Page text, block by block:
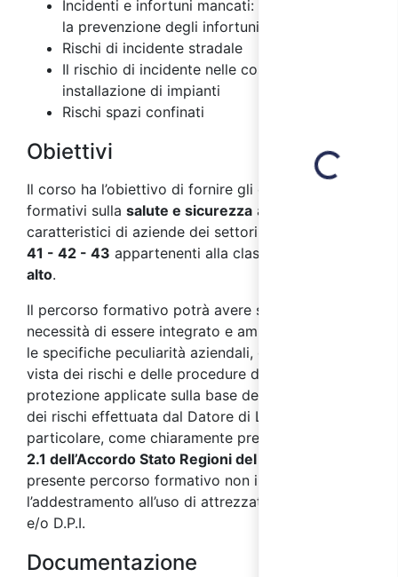
Incidenti e infortuni mancati: importanza per
la prevenzione degli infortuni
Rischi di incidente stradale
Il rischio di incidente nelle costruzioni e
installazione di impianti
Rischi spazi confinati
Obiettivi
Il corso ha l’obiettivo di fornire gli elementi
formativi sulla salute e sicurezza ai
caratteristici di aziende dei settori
41 - 42 - 43 appartenenti alla classe di
alto.
Il percorso formativo potrà avere successivamente
necessità di essere integrato e ampliato secondo
le specifiche peculiarità aziendali, dal punto di
vista dei rischi e delle procedure di prevenzione e
protezione applicate sulla base della valutazione
dei rischi effettuata dal Datore di Lavoro. In
particolare, come chiaramente precisato dal
2.1 dell’Accordo Stato Regioni del 17/04/2025
presente percorso formativo non include
l’addestramento all’uso di attrezzature di lavoro
e/o D.P.I.
Documentazione
Loading...